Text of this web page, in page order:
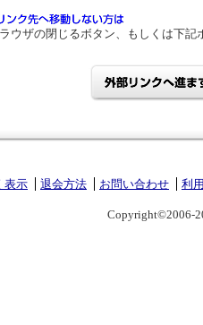
ウザの閉じるボタン、もしくは下記
表示 退会方法 お問い合わせ 利
Copyright©2006-